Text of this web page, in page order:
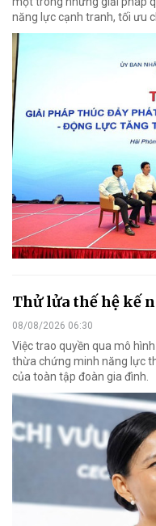
năng lực cạnh tranh, tối ưu
Thử lửa thế hệ kế
08/08/2026 06:30
Việc trao quyền qua mô
thừa chứng minh năng lực
của toàn tập đoàn gia đình.